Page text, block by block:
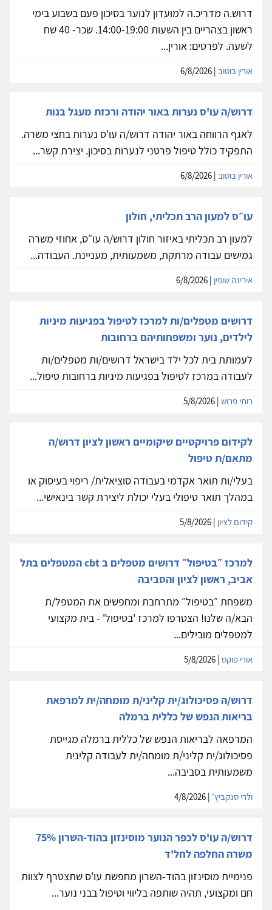
דרוש.ה מדריכ.ה למועדון לנוער בסיכון פעם בשבוע בימי
ראשון בצהריים בין השעות 14:00-19:00. שכר- 40 שח
לשעה. לפרטים: אורין...
אורין בוטוב
דרוש/ה עו'ס נערות באור יהודה ורכזת מעגל בנות
לאגף הרווחה באור יהודה דרוש/ה עו'ס נערות בחצי משרה.
התפקיד כולל טיפול פרטני לנערות בסיכון. יצירת קשר...
אורין בוטוב
עו״ס למעון הרב תכליתי, חולון
למעון רב תכליתי באיזור חולון דרוש/ה עו״ס, אחוזי משרה
גמישים עבודה מרתקת, משמעותית, מעניינת. העבודה...
אירינה שופין
דרושים מטפלים/ות למרכז לטיפול בפגיעות מיניות
לילדים, נוער ומשפחותיהם ברחובות
לעמותת בית לכל ילד בישראל דרושים/ות מטפלים/ות
לעבודה במרכז לטיפול בפגיעות מיניות ברחובות טיפול...
רותי פרוש
לקידום פרויקטיים שיקומיים ראשון לציון דרוש/ה
מתאם/ת טיפול
בעלי/ות תואר אקדמי בעבודה סוציאלית/ ריפוי בעיסוק או
במהלך תואר טיפולי בעלי יכולת ליצירת קשר בינאישי...
קידום לציון
למרכז ״בטיפול״ דרושים מטפלים ב cbt המטפלים בתל
אביב, ראשון לציון והסביבה
משפחת ״בטיפול״ מתרחבת ומחפשים את המטפל/ת
הבא/ה שלנו! הצטרפו למרכז 'בטיפול' - בית מקצועי
למטפלים מובילים...
אורי פוקס
דרוש/ה פסיכולוג/ית קליני/ת מומחה/ית למרפאת
בריאות הנפש של כללית ברמלה
המרפאה לבריאות הנפש של כללית ברמלה מגייסת
פסיכולוג/ית קליני/ת מומחה/ית לעבודה קלינית
משמעותית בסביבה...
ולרי סנקביץ'
דרוש/ה עו'ס לכפר הנוער מוסינזון בהוד-השרון 75%
משרה החלפה לחל'ד
פנימיית מוסינזון בהוד-השרון מחפשת עו'ס שתצטרף לצוות
חם ומקצועי, תהיה שותפה בליווי וטיפול בבני נוער...